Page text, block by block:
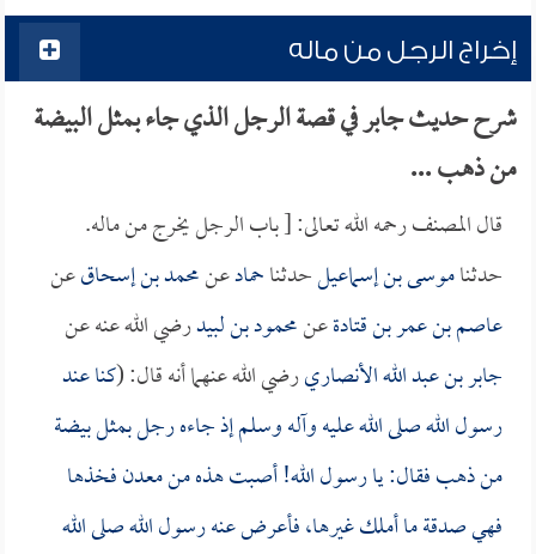
إخراج الرجل من ماله
شرح حديث جابر في قصة الرجل الذي جاء بمثل البيضة
من ذهب ...
قال المصنف رحمه الله تعالى: [ باب الرجل يخرج من ماله.
حدثناموسى بن إسماعيلحدثناحمادعنمحمد بن إسحاقعن
عاصم بن عمر بن قتادةعنمحمود بن لبيدرضي الله عنه عن
جابر بن عبد الله الأنصاريرضي الله عنهما أنه قال: (كنا عند
رسول الله صلى الله عليه وآله وسلم إذ جاءه رجل بمثل بيضة
من ذهب فقال: يا رسول الله! أصبت هذه من معدن فخذها
فهي صدقة ما أملك غيرها، فأعرض عنه رسول الله صلى الله